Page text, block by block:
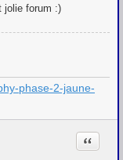
jolie forum :)
phase-2-jaune-
Citation